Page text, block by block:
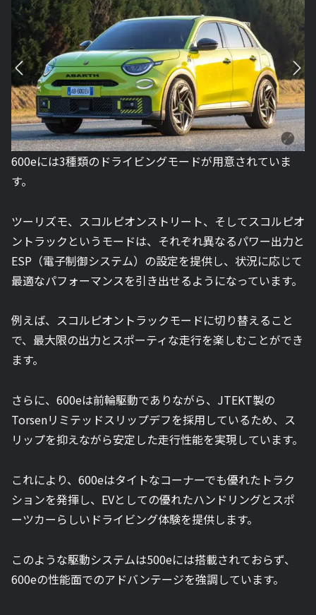
600eには3種類のドライビングモードが用意されていま
す。
ツーリズモ、スコルピオンストリート、そしてスコルピオ
ントラックというモードは、それぞれ異なるパワー出力と
ESP（電子制御システム）の設定を提供し、状況に応じて
最適なパフォーマンスを引き出せるようになっています。
例えば、スコルピオントラックモードに切り替えること
で、最大限の出力とスポーティな走行を楽しむことができ
ます。
さらに、600eは前輪駆動でありながら、JTEKT製の
Torsenリミテッドスリップデフを採用しているため、ス
リップを抑えながら安定した走行性能を実現しています。
これにより、600eはタイトなコーナーでも優れたトラク
ションを発揮し、EVとしての優れたハンドリングとスポ
ーツカーらしいドライビング体験を提供します。
このような駆動システムは500eには搭載されておらず、
600eの性能面でのアドバンテージを強調しています。